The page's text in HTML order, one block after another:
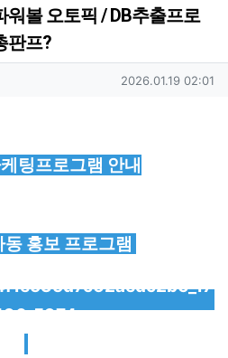
워볼 오토픽 / DB추출프로
판프?
작성일
2026.01.19 02:01
팅프로그램 안내
홍보 프로그램